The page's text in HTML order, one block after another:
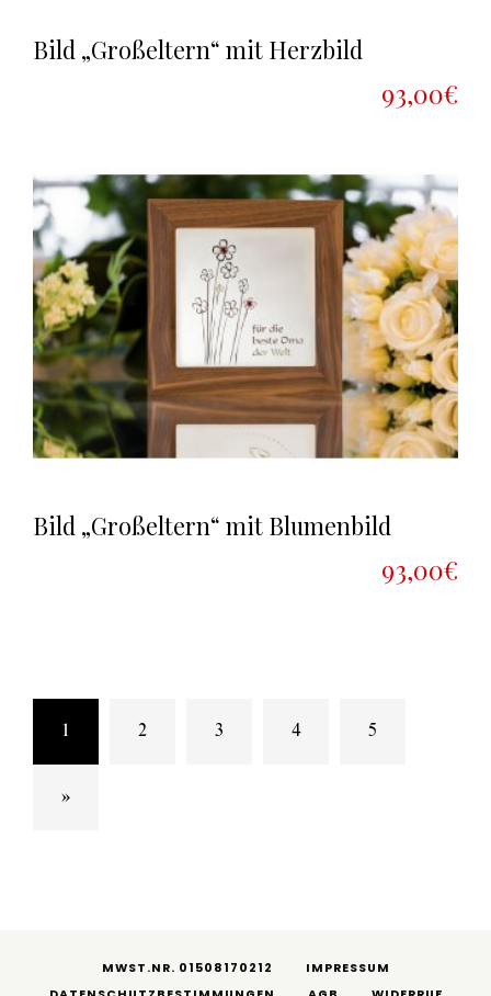
Bild „Großeltern“ mit Herzbild
93,00€
Bild „Großeltern“ mit Blumenbild
93,00€
1 2 3 4 5
»
MWST.NR. 01508170212
IMPRESSUM